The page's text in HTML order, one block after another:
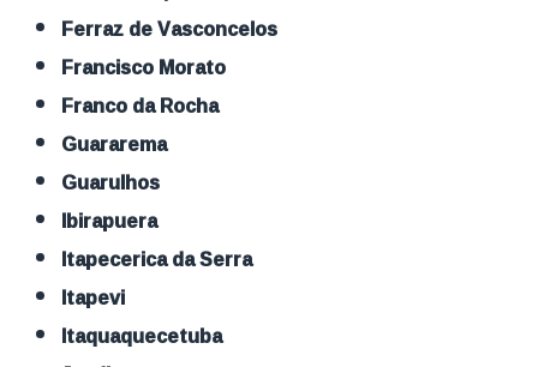
Ferraz de Vasconcelos
Francisco Morato
Franco da Rocha
Guararema
Guarulhos
Ibirapuera
Itapecerica da Serra
Itapevi
Itaquaquecetuba